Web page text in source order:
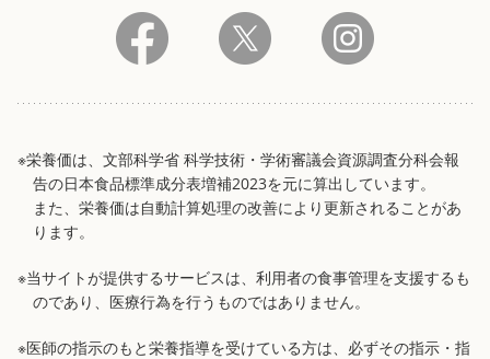
※栄養価は、文部科学省 科学技術・学術審議会資源調査分科会報
告の日本食品標準成分表増補2023を元に算出しています。
また、栄養価は自動計算処理の改善により更新されることがあ
ります。
※当サイトが提供するサービスは、利用者の食事管理を支援するも
のであり、医療行為を行うものではありません。
※医師の指示のもと栄養指導を受けている方は、必ずその指示・指